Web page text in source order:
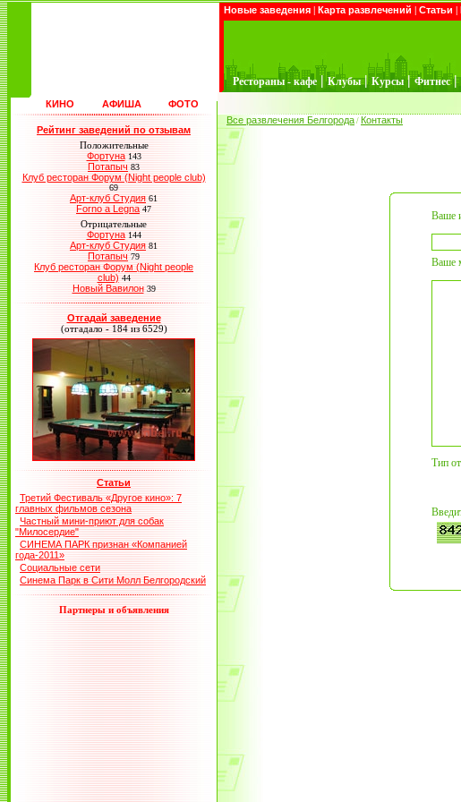
Новые заведения | Карта развлечений | Статьи |
Рестораны - кафе | Клубы | Курсы | Фитнес |
КИНО АФИША ФОТО
Рейтинг заведений по отзывам
Положительные
Фортуна 143
Потапыч 83
Клуб ресторан Форум (Night people club)
69
Арт-клуб Студия 61
Forno a Legna 47
Отрицательные
Фортуна 144
Арт-клуб Студия 81
Потапыч 79
Клуб ресторан Форум (Night people
club) 44
Новый Вавилон 39
Отгадай заведение
(отгадало - 184 из 6529)
Статьи
Третий Фестиваль «Другое кино»: 7
главных фильмов сезона
Частный мини-приют для собак
"Милосердие"
СИНЕМА ПАРК признан «Компанией
года-2011»
Социальные сети
Синема Парк в Сити Молл Белгородский
Партнеры и объявления
Все развлечения Белгорода / Контакты
Ваше
Ваше
Тип